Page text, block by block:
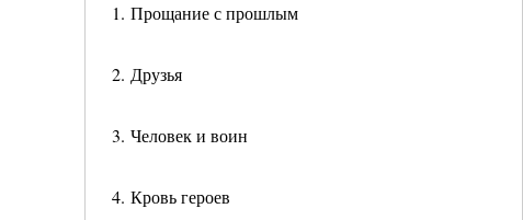
1. Прощание с прошлым
2. Друзья
3. Человек и воин
4. Кровь героев